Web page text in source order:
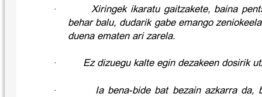
·
Xiringek ikaratu gaitzakete, baina
behar balu, dudarik gabe emango
duena ematen ari zarela.
· Ez dizuegu kalte egin dezakeen dosirik
·
Ia bena-bide bat bezain azkarra da,